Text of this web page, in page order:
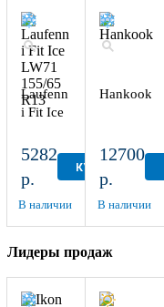
Laufenn
i Fit Ice
155/65
5282
р.
КУПИТЬ
В наличии
Hankook
12700
р.
В наличии
Лидеры продаж